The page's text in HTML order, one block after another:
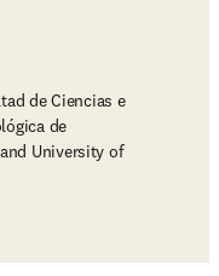
de Ciencias e
de
University of